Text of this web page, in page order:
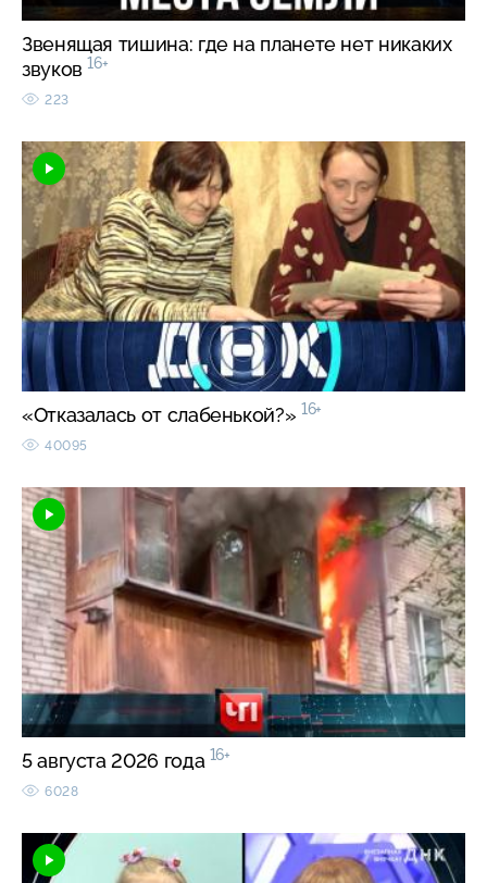
Звенящая тишина: где на планете нет никаких
звуков 16+
223
«Отказалась от слабенькой?» 16+
40095
5 августа 2026 года 16+
6028